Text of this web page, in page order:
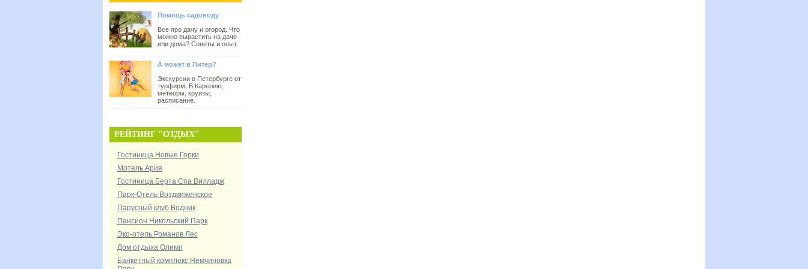
Помощь садоводу
Все про дачу и огород. Что
можно вырастить на даче
или дома? Советы и опыт.
А может в Питер?
Экскурсии в Петербурге от
турфирм. В Карелию,
метеоры, круизы,
расписание.
РЕЙТИНГ "ОТДЫХ"
Гостиница Новые Горки
Мотель Ария
Гостиница Берта Спа Вилладж
Парк-Отель Воздвиженское
Парусный клуб Водник
Пансион Никольский Парк
Эко-отель Романов Лес
Дом отдыха Олимп
Банкетный комплекс Немчиновка